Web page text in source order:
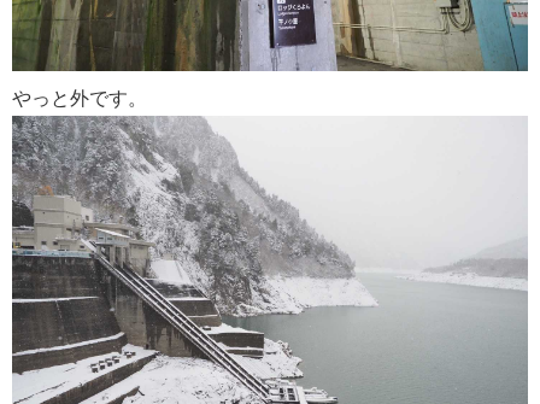
やっと外です。